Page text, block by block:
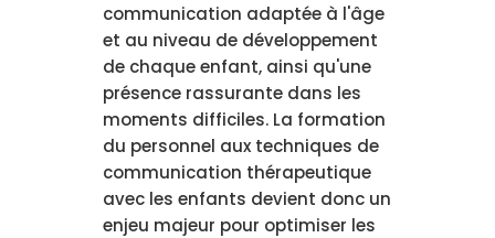
communication adaptée à l'âge
et au niveau de développement
de chaque enfant, ainsi qu'une
présence rassurante dans les
moments difficiles. La formation
du personnel aux techniques de
communication thérapeutique
avec les enfants devient donc un
enjeu majeur pour optimiser les